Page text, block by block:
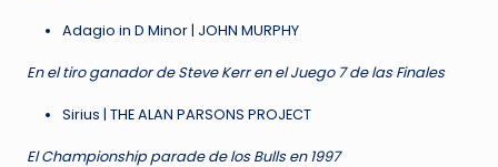
Adagio in D Minor | JOHN MURPHY
En el tiro ganador de Steve Kerr en el Juego 7 de las Finales
Sirius | THE ALAN PARSONS PROJECT
El Championship parade de los Bulls en 1997